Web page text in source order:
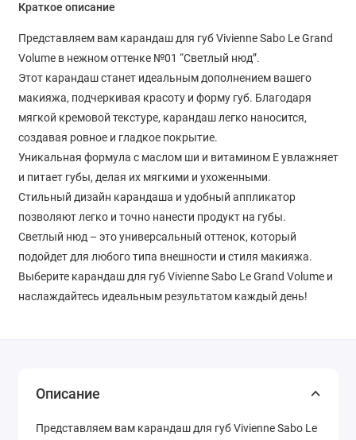
Краткое описание
Представляем вам карандаш для губ Vivienne Sabo Le Grand
Volume в нежном оттенке №01 “Светлый нюд”.
Этот карандаш станет идеальным дополнением вашего
макияжа, подчеркивая красоту и форму губ. Благодаря
мягкой кремовой текстуре, карандаш легко наносится,
создавая ровное и гладкое покрытие.
Уникальная формула с маслом ши и витамином Е увлажняет
и питает губы, делая их мягкими и ухоженными.
Стильный дизайн карандаша и удобный аппликатор
позволяют легко и точно нанести продукт на губы.
Светлый нюд – это универсальный оттенок, который
подойдет для любого типа внешности и стиля макияжа.
Выберите карандаш для губ Vivienne Sabo Le Grand Volume и
наслаждайтесь идеальным результатом каждый день!
Описание
Представляем вам карандаш для губ Vivienne Sabo Le